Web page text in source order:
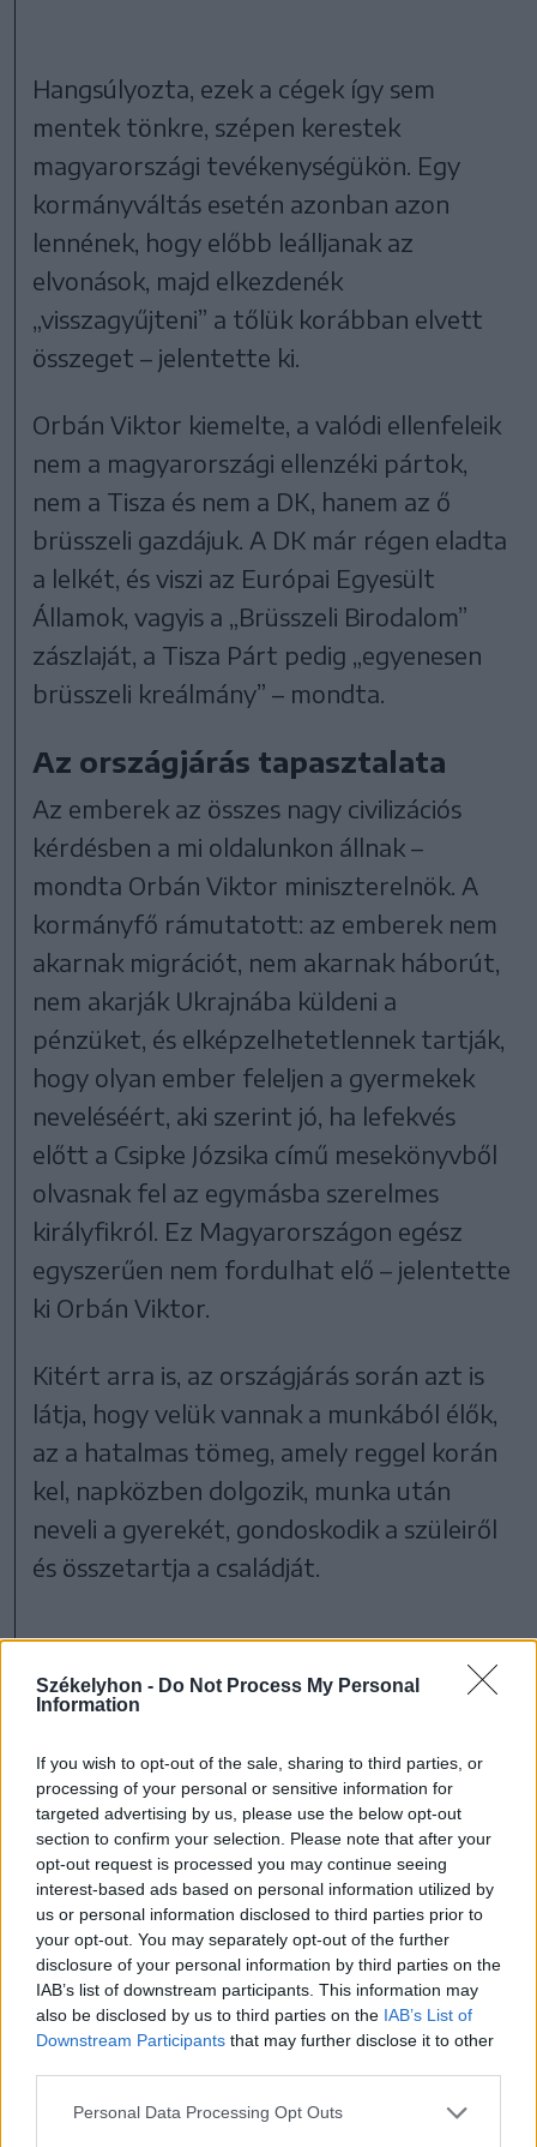
Székelyhon - Do Not Process My Personal
Information
If you wish to opt-out of the sale, sharing to third parties, or
processing of your personal or sensitive information for
targeted advertising by us, please use the below opt-out
section to confirm your selection. Please note that after your
opt-out request is processed you may continue seeing
interest-based ads based on personal information utilized by
us or personal information disclosed to third parties prior to
your opt-out. You may separately opt-out of the further
disclosure of your personal information by third parties on the
IAB’s list of downstream participants. This information may
also be disclosed by us to third parties on the IAB’s List of
Downstream Participants that may further disclose it to other
Personal Data Processing Opt Outs
Hangsúlyozta, ezek a cégek így sem
mentek tönkre, szépen kerestek
magyarországi tevékenységükön. Egy
kormányváltás esetén azonban azon
lennének, hogy előbb leálljanak az
elvonások, majd elkezdenék
„visszagyűjteni” a tőlük korábban elvett
összeget – jelentette ki.
Orbán Viktor kiemelte, a valódi ellenfeleik
nem a magyarországi ellenzéki pártok,
nem a Tisza és nem a DK, hanem az ő
brüsszeli gazdájuk. A DK már régen eladta
a lelkét, és viszi az Európai Egyesült
Államok, vagyis a „Brüsszeli Birodalom”
zászlaját, a Tisza Párt pedig „egyenesen
brüsszeli kreálmány” – mondta.
Az országjárás tapasztalata
Az emberek az összes nagy civilizációs
kérdésben a mi oldalunkon állnak –
mondta Orbán Viktor miniszterelnök. A
kormányfő rámutatott: az emberek nem
akarnak migrációt, nem akarnak háborút,
nem akarják Ukrajnába küldeni a
pénzüket, és elképzelhetetlennek tartják,
hogy olyan ember feleljen a gyermekek
neveléséért, aki szerint jó, ha lefekvés
előtt a Csipke Józsika című mesekönyvből
olvasnak fel az egymásba szerelmes
királyfikról. Ez Magyarországon egész
egyszerűen nem fordulhat elő – jelentette
ki Orbán Viktor.
Kitért arra is, az országjárás során azt is
látja, hogy velük vannak a munkából élők,
az a hatalmas tömeg, amely reggel korán
kel, napközben dolgozik, munka után
neveli a gyerekét, gondoskodik a szüleiről
és összetartja a családját.
FOTÓ: FIDESZ FACEBOOK-OLDALA
Velük vannak az idősek, akik egész
életükben dolgoztak és tudják, hogy a